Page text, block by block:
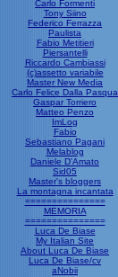
Carlo Formenti
Tony Siino
Federico Ferrazza
Paulista
Fabio Metitieri
Piersantelli
Riccardo Cambiassi
(c)assetto variabile
Master New Media
Carlo Felice Dalla Pasqua
Gaspar Torriero
Matteo Penzo
ImLog
Fabio
Sebastiano Pagani
Melablog
Daniele D'Amato
Sid05
Master's bloggers
La montagna incantata
===============
MEMORIA
===============
Luca De Biase
My Italian Site
About Luca De Biase
Luca De Biase/cv
aNobii